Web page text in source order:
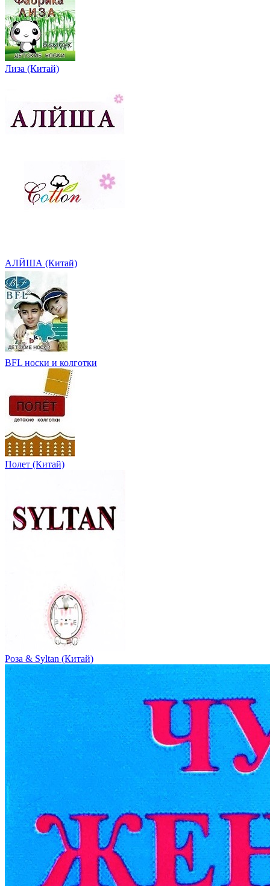
Лиза (Китай)
АЛЙША (Китай)
BFL носки и колготки
Полет (Китай)
Роза & Syltan (Китай)